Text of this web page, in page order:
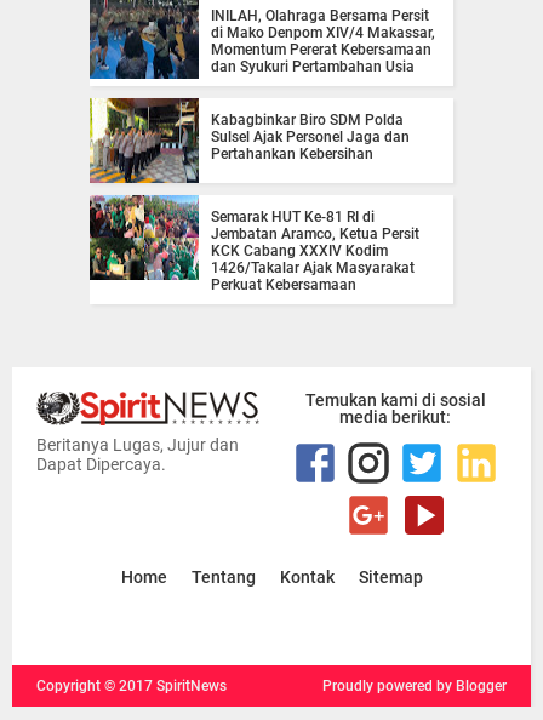
INILAH, Olahraga Bersama Persit
di Mako Denpom XIV/4 Makassar,
Momentum Pererat Kebersamaan
dan Syukuri Pertambahan Usia
Kabagbinkar Biro SDM Polda
Sulsel Ajak Personel Jaga dan
Pertahankan Kebersihan
Semarak HUT Ke-81 RI di
Jembatan Aramco, Ketua Persit
KCK Cabang XXXIV Kodim
1426/Takalar Ajak Masyarakat
Perkuat Kebersamaan
Beritanya Lugas, Jujur dan
Dapat Dipercaya.
Temukan kami di sosial
media berikut:
Home Tentang Kontak Sitemap
Copyright © 2017 SpiritNews Proudly powered by Blogger